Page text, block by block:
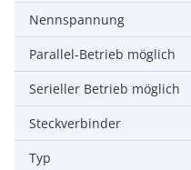
Nennspannung
Parallel-Betrieb möglich
Serieller Betrieb möglich
Steckverbinder
Typ